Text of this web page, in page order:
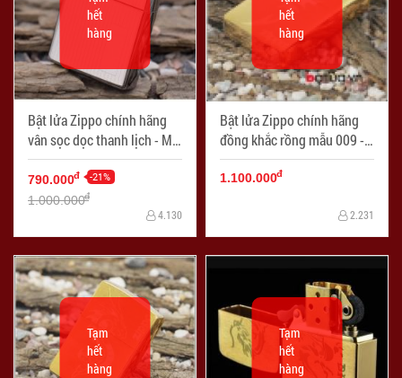
Bật lửa Zippo chính hãng
vân sọc dọc thanh lịch - Mã
SP: ZPC0200
hết
hàng
790.000đ -21%
1.000.000đ
4.130
Bật lửa Zippo chính hãng
đồng khắc rồng mẫu 009 -
Mã SP: ZPC0243
hết
hàng
1.100.000đ
2.231
Tạm
hết
hàng
Tạm
hết
hàng